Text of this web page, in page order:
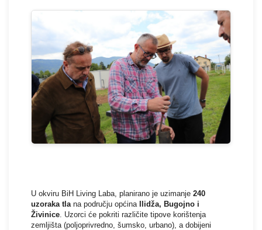
U okviru BiH Living Laba, planirano je uzimanje 240
uzoraka tla na području općina
Ilidža, Bugojno i
Živinice . Uzorci će pokriti različite tipove korištenja
zemljišta (poljoprivredno, šumsko, urbano), a dobijeni